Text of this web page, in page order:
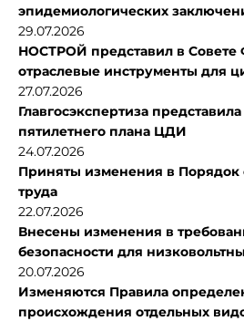
эпидемиологических
29.07.2026
НОСТРОЙ представил в Совете
отраслевые инструменты для
27.07.2026
Главгосэкспертиза
пятилетнего плана ЦДИ
24.07.2026
Приняты изменения в Порядок
труда
22.07.2026
Внесены изменения в
безопасности для
20.07.2026
Изменяются Правила
происхождения отдельных